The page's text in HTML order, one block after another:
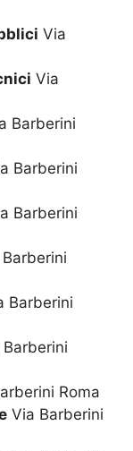
Via
Via
Barberini
Barberini
Barberini
Barberini
Roma
Via Barberini